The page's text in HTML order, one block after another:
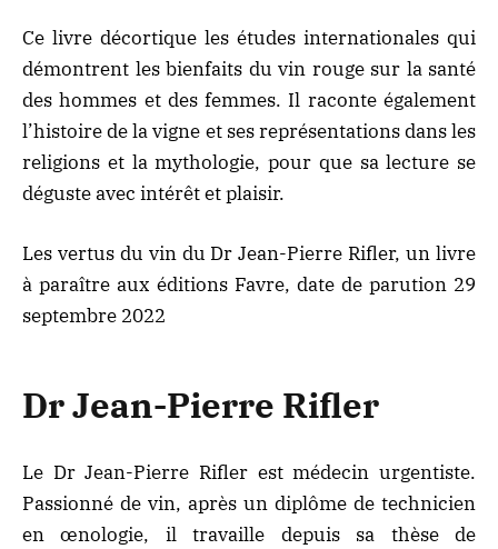
Ce livre décortique les études internationales qui
démontrent les bienfaits du vin rouge sur la santé
des hommes et des femmes. Il raconte également
l’histoire de la vigne et ses représentations dans les
religions et la mythologie, pour que sa lecture se
déguste avec intérêt et plaisir.
Les vertus du vin du Dr Jean-Pierre Rifler, un livre
à paraître aux éditions Favre, date de parution 29
septembre 2022
Dr Jean-Pierre Rifler
Le Dr Jean-Pierre Rifler est médecin urgentiste.
Passionné de vin, après un diplôme de technicien
en œnologie, il travaille depuis sa thèse de